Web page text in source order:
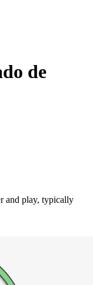
de
and play, typically